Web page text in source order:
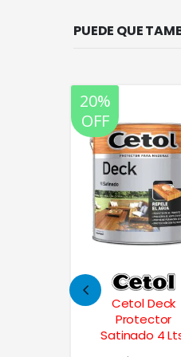
PUEDE QUE
20%
OFF
Laca Melacrilica
Lt.